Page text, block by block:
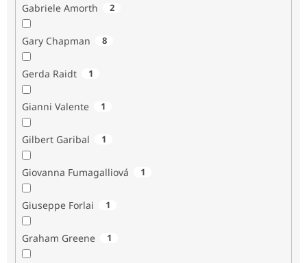
Gabriele Amorth 2
Gary Chapman 8
Gerda Raidt 1
Gianni Valente 1
Gilbert Garibal 1
Giovanna Fumagalliová 1
Giuseppe Forlai 1
Graham Greene 1